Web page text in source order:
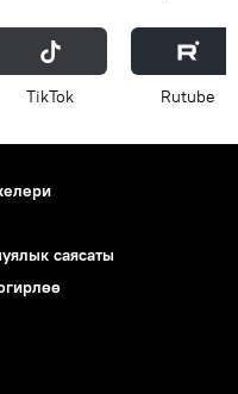
ТikТоk Rutube
саясаты